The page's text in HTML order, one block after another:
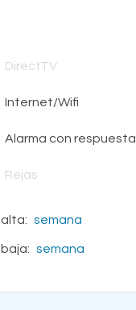
DirectTV
Internet/Wifi
Alarma con respuesta
Rejas
semana
semana